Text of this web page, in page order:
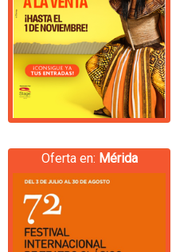
Oferta en: Mérida